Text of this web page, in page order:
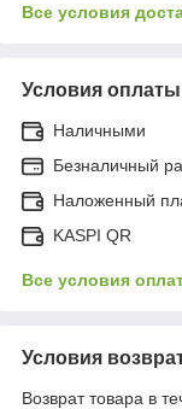
Все условия
Условия оплаты
Наличными
Безналичный
Наложенный
KASPI QR
Все условия
Условия
Возврат товара в